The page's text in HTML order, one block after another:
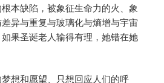
本缺陷，被象征生命力的火、象
异与重复与玻璃化与熵增与宇宙
果圣诞老人输得有理，她错在她
想和愿望、只想回应人们的呼